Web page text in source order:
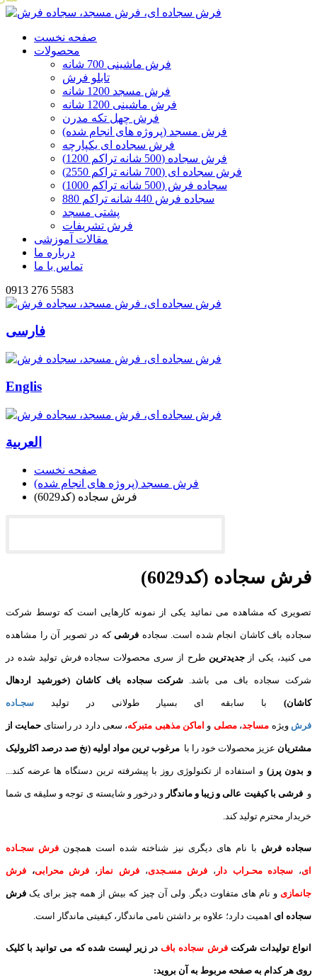
صفحه نخست
محصولات
فرش ماشینی 700 شانه
تابلو فرش
فرش مسجد 1200 شانه
فرش ماشینی 1200 شانه
فرش چهل تکه مدرن
فرش مسجد (پروژه های انجام شده)
فرش سجاده ای یکپارچه
فرش سجاده (500 شانه تراکم 1200)
فرش سجاده ای (700 شانه تراکم 2550)
سجاده فرش (500 شانه تراکم 1000)
سجاده فرش 440 شانه تراکم 880
پشتی مسجد
فرش تشریفات
مقالات آموزشی
درباره ما
تماس با ما
0913 276 5583
فارسی
Englis
العربیة
صفحه نخست
فرش مسجد (پروژه های انجام شده)
فرش سجاده (کد6029)
فرش سجاده (کد6029)
تصویری که مشاهده می نمائید یکی از نمونه کارهایی است که توسط شرکت
سجاده باف کاشان انجام شده است. سجاده فرشیکه در تصویر آن را مشاهده
می کنید، یکی ازجدیدترین طرح از سری محصولات سجاده فرش تولید شده در
شرکت سجاده باف می باشد. شرکت سجاده باف کاشان (خورشید اردهال
کاشان) با سابقه ای بسیار طولانی در تولید سجـاده
فرش ویژه مساجد،مصلی و اماکن مذهبی متبرکه، سعی دارد در راستای حمایت از
مشتریان عزیز محصولات خود را با مرغوب ترین مواد اولیه (نخ صد درصد اکلرولیک
و بدون پرز) و استفاده از تکنولوژی روز با پیشرفته ترین دستگاه ها عرضه کند...
وفرشی با کیفیت عالی و زیبا و ماندگار و درخور و شایسته ی توجه و سلیقه ی شما
خریدار محترم تولید کند.
سجاده فرش با نام های دیگری نیز شناخته شده است همچون فرش سجـاده
ای، سجاده محـراب دار ، فرش مسـجدی،فرش نماز ، فرش محرابی، فرش
جانمازی و نام های متفاوت دیگر. ولی آن چیز که بیش از همه چیز برای یک فرش
سجاده ای اهمیت دارد؛ علاوه بر داشتن نامی ماندگار، کیفیتی ماندگار است.
انواع تولیدات شرکتفرش سجاده بافدر زیر لیست شده که می توانید با کلیک
روی هر کدام به صفحه مربوط به آن بروید: